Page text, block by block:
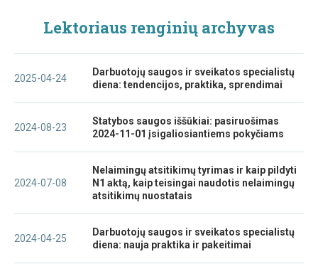
Lektoriaus renginių archyvas
2025-04-24
Darbuotojų saugos ir sveikatos specialistų
diena: tendencijos, praktika, sprendimai
2024-08-23
Statybos saugos iššūkiai: pasiruošimas
2024-11-01 įsigaliosiantiems pokyčiams
2024-07-08
Nelaimingų atsitikimų tyrimas ir kaip pildyti
N1 aktą, kaip teisingai naudotis nelaimingų
atsitikimų nuostatais
2024-04-25
Darbuotojų saugos ir sveikatos specialistų
diena: nauja praktika ir pakeitimai